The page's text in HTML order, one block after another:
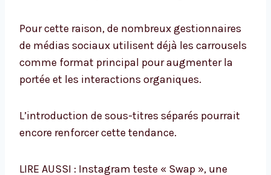
Pour cette raison, de nombreux gestionnaires
de médias sociaux utilisent déjà les carrousels
comme format principal pour augmenter la
portée et les interactions organiques.
L’introduction de sous-titres séparés pourrait
encore renforcer cette tendance.
LIRE AUSSI : Instagram teste « Swap », une